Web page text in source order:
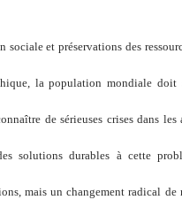
et préservations des
la population mondiale doit
de sérieuses crises dans les
solutions durables à cette
mais un changement radical de